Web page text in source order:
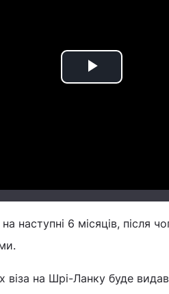
Play
наступні 6 місяців, після
віза на Шрі-Ланку буде